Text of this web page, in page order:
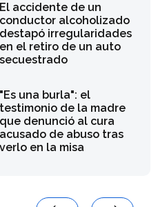
El accidente de un
conductor alcoholizado
destapó irregularidades
en el retiro de un auto
secuestrado
"Es una burla": el
testimonio de la madre
que denunció al cura
acusado de abuso tras
verlo en la misa